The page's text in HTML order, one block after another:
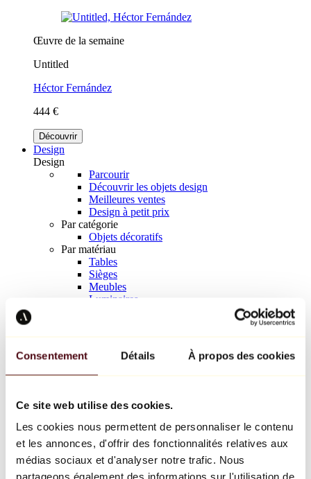
Consentement Détails À propos des cookies
Ce site web utilise des cookies.
Les cookies nous permettent de personnaliser le contenu
et les annonces, d'offrir des fonctionnalités relatives aux
médias sociaux et d'analyser notre trafic. Nous
partageons également des informations sur l'utilisation de
Œuvre de la semaine
Untitled
Héctor Fernández
444 €
Découvrir
Design
Design
Parcourir
Découvrir les objets design
Meilleures ventes
Design à petit prix
Par catégorie
Objets décoratifs
Par matériau
Tables
Sièges
Meubles
Luminaires
Richard Orlinski
Keith Haring
Jeff Koons
Jean-Michel Basquiat
Tous les designers
Œuvre de la semaine